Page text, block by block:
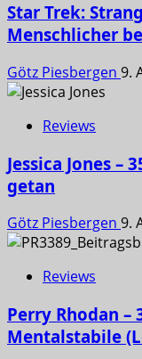
Star Trek:
Menschlicher
Götz Piesbergen 9.
Reviews
Jessica Jones –
getan
Götz Piesbergen 9.
Reviews
Perry Rhodan –
Mentalstabile